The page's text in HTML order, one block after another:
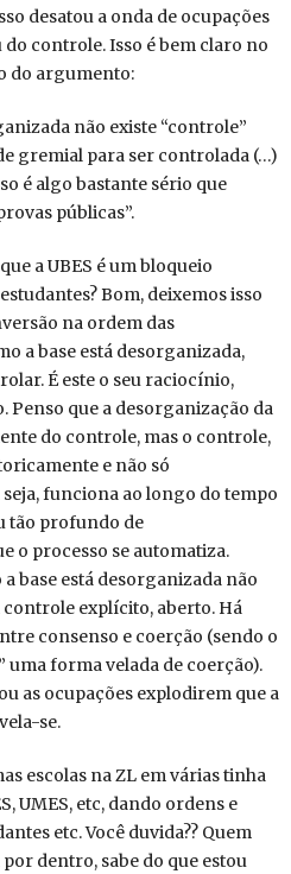
desatou a onda de ocupações
controle. Isso é bem claro no
do argumento:
não existe “controle”
gremial para ser controlada (…)
é algo bastante sério que
públicas”.
a UBES é um bloqueio
Bom, deixemos isso
na ordem das
a base está desorganizada,
É este o seu raciocínio,
Penso que a desorganização da
do controle, mas o controle,
e não só
funciona ao longo do tempo
tão profundo de
o processo se automatiza.
base está desorganizada não
explícito, aberto. Há
consenso e coerção (sendo o
uma forma velada de coerção).
as ocupações explodirem que a
se.
escolas na ZL em várias tinha
UMES, etc, dando ordens e
etc. Você duvida?? Quem
dentro, sabe do que estou